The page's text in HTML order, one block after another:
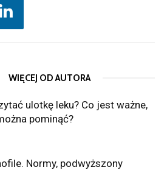
WIĘCEJ OD AUTORA
ulotkę leku? Co jest ważne,
pominąć?
Normy, podwyższony